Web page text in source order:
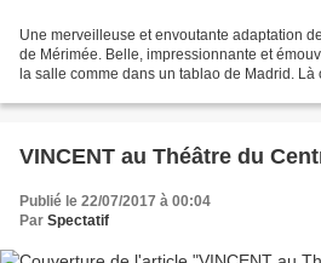
Une merveilleuse et envoutante adaptation
de Mérimée. Belle, impressionnante et
la salle comme dans un tablao de Madrid. Là
VINCENT au Théâtre du
Publié le 22/07/2017 à 00:04
Par Spectatif